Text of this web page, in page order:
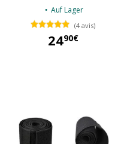
Auf Lager
(4 avis)
2490€